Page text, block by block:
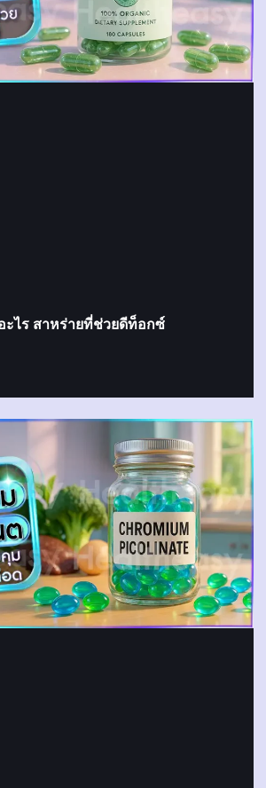
ะไร สาหร่ายที่ช่วยดีท็อกซ์